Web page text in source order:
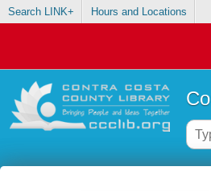
Search LINK+ Hours and Locations